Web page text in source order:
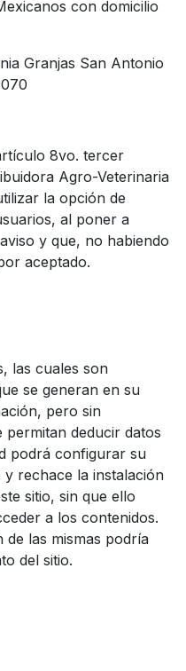
con domicilio
Granjas San Antonio
8vo. tercer
Agro-Veterinaria
la opción de
al poner a
y que, no habiendo
aceptado.
las cuales son
se generan en su
pero sin
deducir datos
podrá configurar su
rechace la instalación
sitio, sin que ello
a los contenidos.
de las mismas podría
del sitio.